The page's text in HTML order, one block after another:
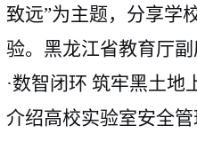
致远”为主题，分享学
验。黑龙江省教育厅
·数智闭环 筑牢黑土地
介绍高校实验室安全管